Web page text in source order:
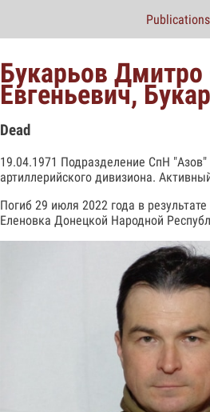
Publications
Букарьов Дмитро
Евгеньевич,
Dead
19.04.1971 Подразделение СпН
артиллерийского дивизиона.
Погиб 29 июля 2022 года в
Еленовка Донецкой Народной